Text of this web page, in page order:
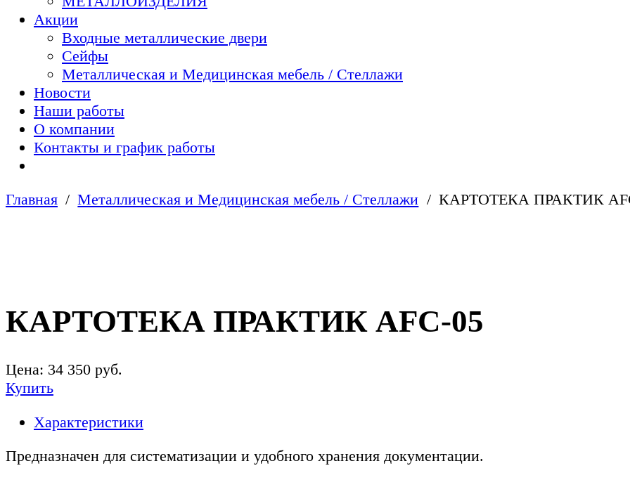
Акции
Входные металлические двери
Сейфы
Металлическая и Медицинская мебель / Стеллажи
Новости
Наши работы
О компании
Контакты и график работы
Главная Металлическая и Медицинская мебель / Стеллажи КАРТОТЕКА ПРАКТИК
КАРТОТЕКА ПРАКТИК AFC-05
Цена: 34 350 руб.
Купить
Характеристики
Предназначен для систематизации и удобного хранения документации.